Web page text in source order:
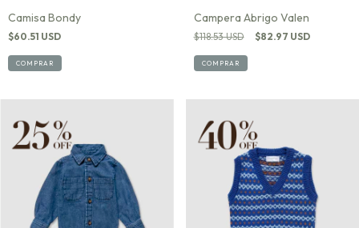
Camisa Bondy
$60.51 USD
COMPRAR
Campera Abrigo Valen
$118.53 USD $82.97 USD
COMPRAR